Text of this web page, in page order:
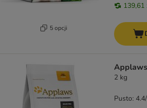
5 opcji
139,61
2 kg
Pusto: